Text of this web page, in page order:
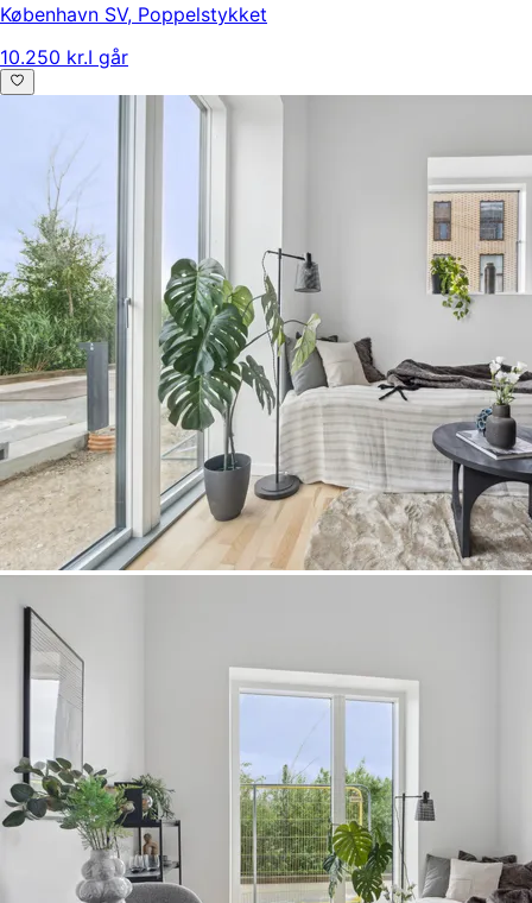
København SV, Poppelstykket
10.250 kr.I går